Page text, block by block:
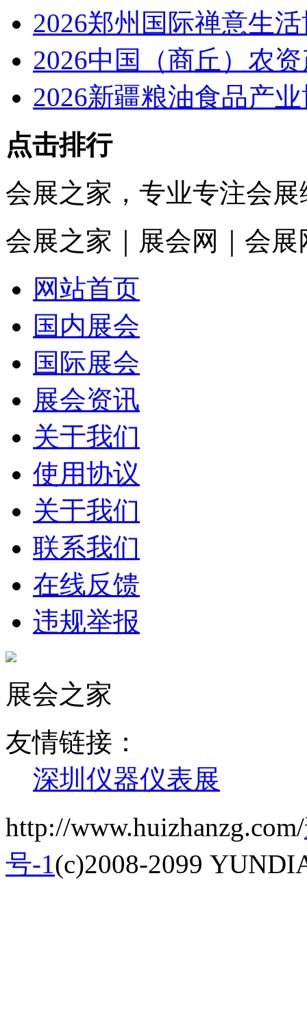
2026郑州国际禅意生
2026中国（商丘）农
2026新疆粮油食品产
点击排行
会展之家，专业专注会
会展之家｜展会网｜会展
网站首页
国内展会
国际展会
展会资讯
关于我们
使用协议
关于我们
联系我们
在线反馈
违规举报
展会之家
友情链接：
深圳仪器仪表展
http://www.huizhanzg.com/
号-1(c)2008-2099